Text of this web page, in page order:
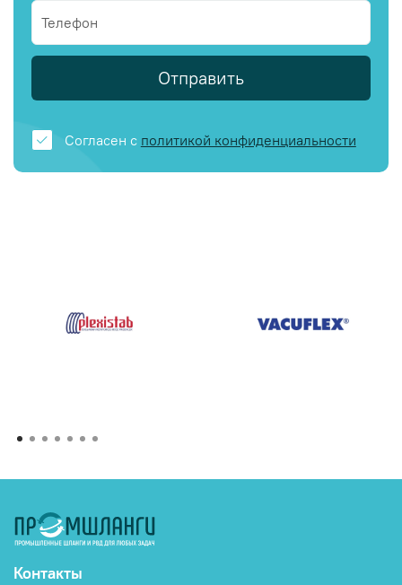
Отправить
Согласен с политикой конфиденциальности
Контакты